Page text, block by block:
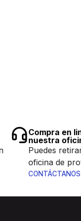
Compra en
nuestra
Puedes
oficina de
CONTÁCTANOS